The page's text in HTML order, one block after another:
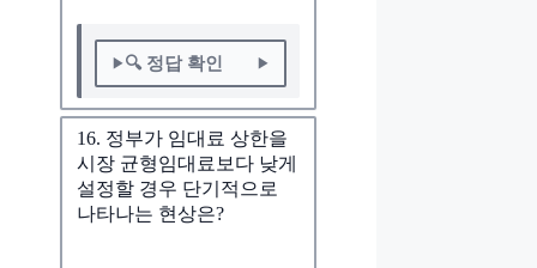
🔍 정답 확인
16. 정부가 임대료 상한을
시장 균형임대료보다 낮게
설정할 경우 단기적으로
나타나는 현상은?